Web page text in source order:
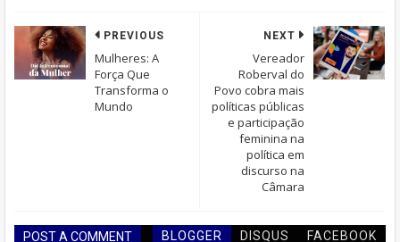
NEXT
Vereador
Roberval do
Povo cobra mais
políticas públicas
e participação
feminina na
política em
discurso na
Câmara
PREVIOUS
Mulheres: A
Força Que
Transforma o
Mundo
POST A COMMENT BLOGGER DISQUS FACEBOOK